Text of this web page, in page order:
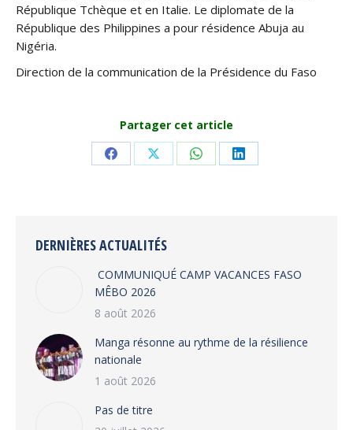
République Tchèque et en Italie. Le diplomate de la
République des Philippines a pour résidence Abuja au
Nigéria.
Direction de la communication de la Présidence du Faso
Partager cet article
Share Share Share Share
DERNIÈRES ACTUALITÉS
COMMUNIQUÉ CAMP VACANCES FASO
MÊBO 2026
8 août 2026
Manga résonne au rythme de la résilience
nationale
1 août 2026
Pas de titre